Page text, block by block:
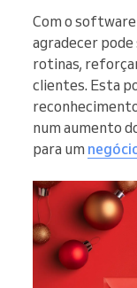
Com o software
agradecer
rotinas,
clientes. Esta
num aumento
para um